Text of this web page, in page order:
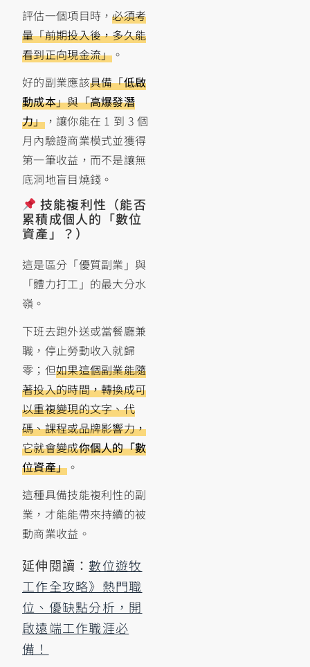
評估一個項目時，必須考
量「前期投入後，多久能
看到正向現金流」 。
好的副業應該具備「低啟
動成本」與「高爆發潛
力」，讓你能在 1 到 3 個
月內驗證商業模式並獲得
第一筆收益，而不是讓無
底洞地盲目燒錢。
技能複利性（能否
累積成個人的「數位
資產」？）
這是區分「優質副業」與
「體力打工」的最大分水
嶺。
下班去跑外送或當餐廳兼
職，停止勞動收入就歸
零；但如果這個副業能隨
著投入的時間，轉換成可
以重複變現的文字、代
碼、課程或品牌影響力，
它就會變成你個人的「數
位資產」 。
這種具備技能複利性的副
業，才能能帶來持續的被
動商業收益。
延伸閱讀：數位遊牧
工作全攻略》熱門職
位、優缺點分析，開
啟遠端工作職涯必
備！